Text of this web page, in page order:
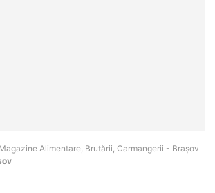
Magazine Alimentare, Brutării, Carmangerii - Braşov